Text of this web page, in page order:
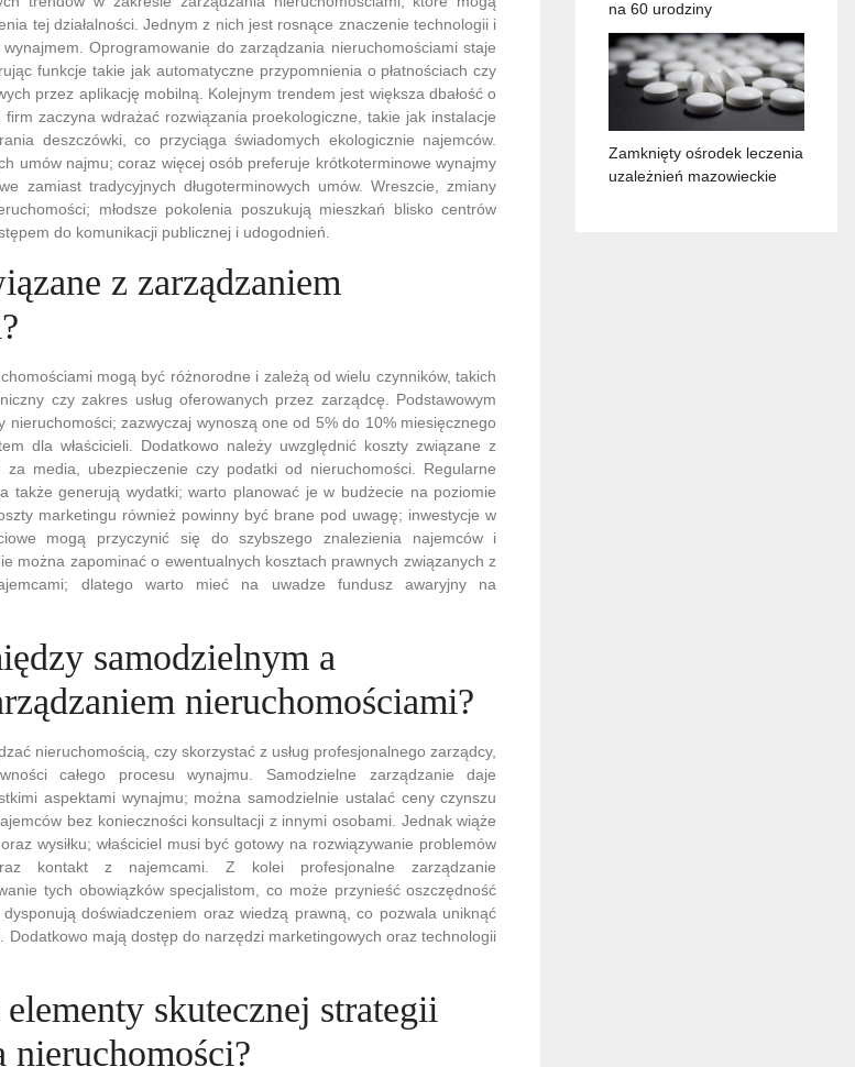
tej działalności. Jednym z nich jest rosnące znaczenie technologii i
Oprogramowanie do zarządzania nieruchomościami staje
funkcje takie jak automatyczne przypomnienia o płatnościach czy
przez aplikację mobilną. Kolejnym trendem jest większa dbałość o
zaczyna wdrażać rozwiązania proekologiczne, takie jak instalacje
deszczówki, co przyciąga świadomych ekologicznie najemców.
umów najmu; coraz więcej osób preferuje krótkoterminowe wynajmy
zamiast tradycyjnych długoterminowych umów. Wreszcie, zmiany
młodsze pokolenia poszukują mieszkań blisko centrów
do komunikacji publicznej i udogodnień.
z zarządzaniem
mogą być różnorodne i zależą od wielu czynników, takich
czy zakres usług oferowanych przez zarządcę. Podstawowym
nieruchomości; zazwyczaj wynoszą one od 5% do 10% miesięcznego
dla właścicieli. Dodatkowo należy uwzględnić koszty związane z
za media, ubezpieczenie czy podatki od nieruchomości. Regularne
także generują wydatki; warto planować je w budżecie na poziomie
marketingu również powinny być brane pod uwagę; inwestycje w
mogą przyczynić się do szybszego znalezienia najemców i
można zapominać o ewentualnych kosztach prawnych związanych z
dlatego warto mieć na uwadze fundusz awaryjny na
samodzielnym a
nieruchomościami?
nieruchomością, czy skorzystać z usług profesjonalnego zarządcy,
całego procesu wynajmu. Samodzielne zarządzanie daje
aspektami wynajmu; można samodzielnie ustalać ceny czynszu
bez konieczności konsultacji z innymi osobami. Jednak wiąże
wysiłku; właściciel musi być gotowy na rozwiązywanie problemów
kontakt z najemcami. Z kolei profesjonalne zarządzanie
tych obowiązków specjalistom, co może przynieść oszczędność
doświadczeniem oraz wiedzą prawną, co pozwala uniknąć
Dodatkowo mają dostęp do narzędzi marketingowych oraz technologii
skutecznej strategii
na 60 urodziny
Zamknięty ośrodek leczenia
uzależnień mazowieckie